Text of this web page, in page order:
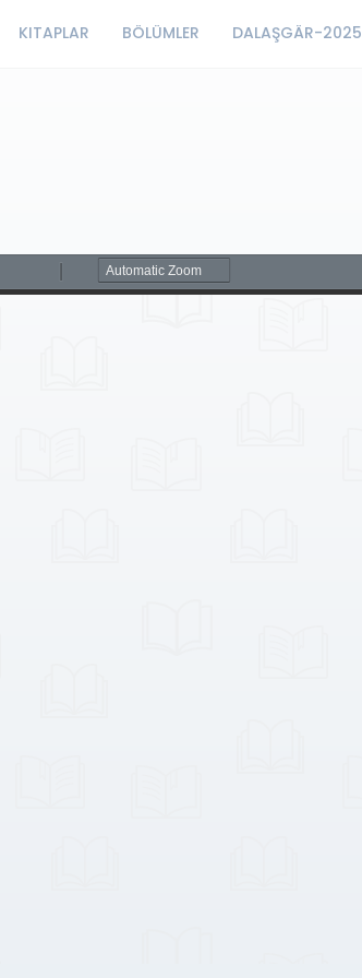
KITAPLAR BÖLÜMLER DALAŞGÄR-2025